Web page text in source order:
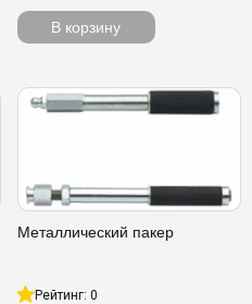
В корзину
Металлический пакер
Рейтинг: 0